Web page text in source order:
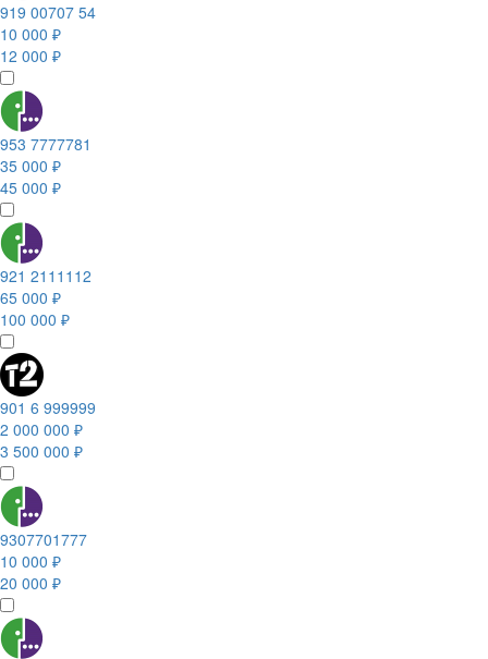
919 00707 54
10 000 ₽
12 000 ₽
953 7777781
35 000 ₽
45 000 ₽
921 2111112
65 000 ₽
100 000 ₽
901 6 999999
2 000 000 ₽
3 500 000 ₽
9307701777
10 000 ₽
20 000 ₽